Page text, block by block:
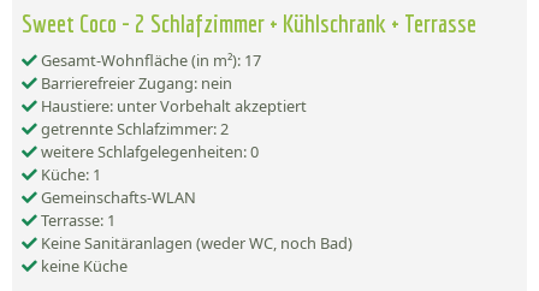
Sweet Coco - 2 Schlafzimmer + Kühlschrank + Terrasse
Gesamt-Wohnfläche (in m²): 17
Barrierefreier Zugang: nein
Haustiere: unter Vorbehalt akzeptiert
getrennte Schlafzimmer: 2
weitere Schlafgelegenheiten: 0
Küche: 1
Gemeinschafts-WLAN
Terrasse: 1
Keine Sanitäranlagen (weder WC, noch Bad)
keine Küche